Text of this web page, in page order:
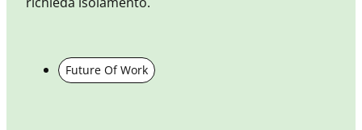
Future Of Work